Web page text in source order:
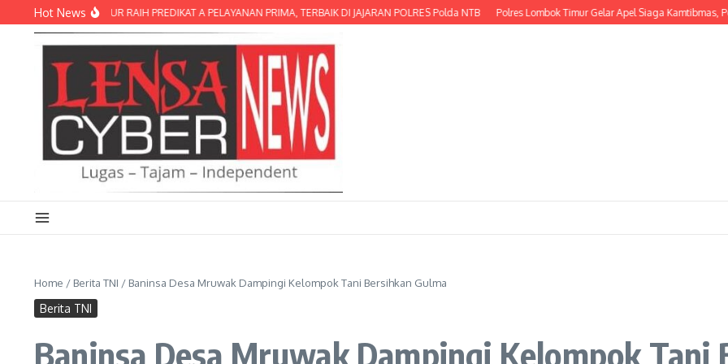
Lewati ke konten
Hot News
LOMBOK TIMUR RAIH PREDIKAT A PELAYANAN PRIMA, TERBAIK DI JAJARAN POLRES Polda NTB Polres Lombok Timur Gelar Apel Siaga Kamtibmas,
Home / Berita TNI / Baninsa Desa Mruwak Dampingi Kelompok Tani Bersihkan Gulma
Berita TNI
Baninsa Desa Mruwak Dampingi Kelompok Tani